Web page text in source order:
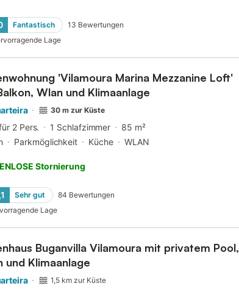
Fantastisch 13 Bewertungen
Lage
'Vilamoura Marina Mezzanine Loft'
Wlan und Klimaanlage
30 m zur Küste
2 Pers. 1 Schlafzimmer
85 m²
Parkmöglichkeit Küche WLAN
Stornierung
Sehr gut 84 Bewertungen
Lage
Buganvilla Vilamoura mit privatem Pool,
und Klimaanlage
1,5 km zur Küste